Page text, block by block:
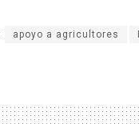
apoyo a agricultores